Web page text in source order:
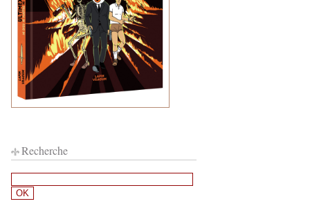
Recherche